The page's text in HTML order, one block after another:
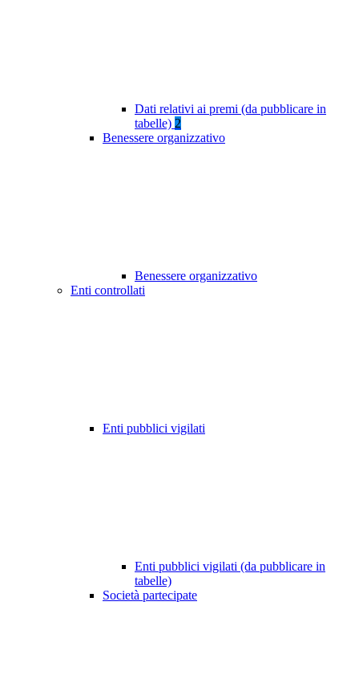
Dati relativi ai premi (da pubblicare in
tabelle) 2
Benessere organizzativo
Benessere organizzativo
Enti controllati
Enti pubblici vigilati
Enti pubblici vigilati (da pubblicare in
tabelle)
Società partecipate